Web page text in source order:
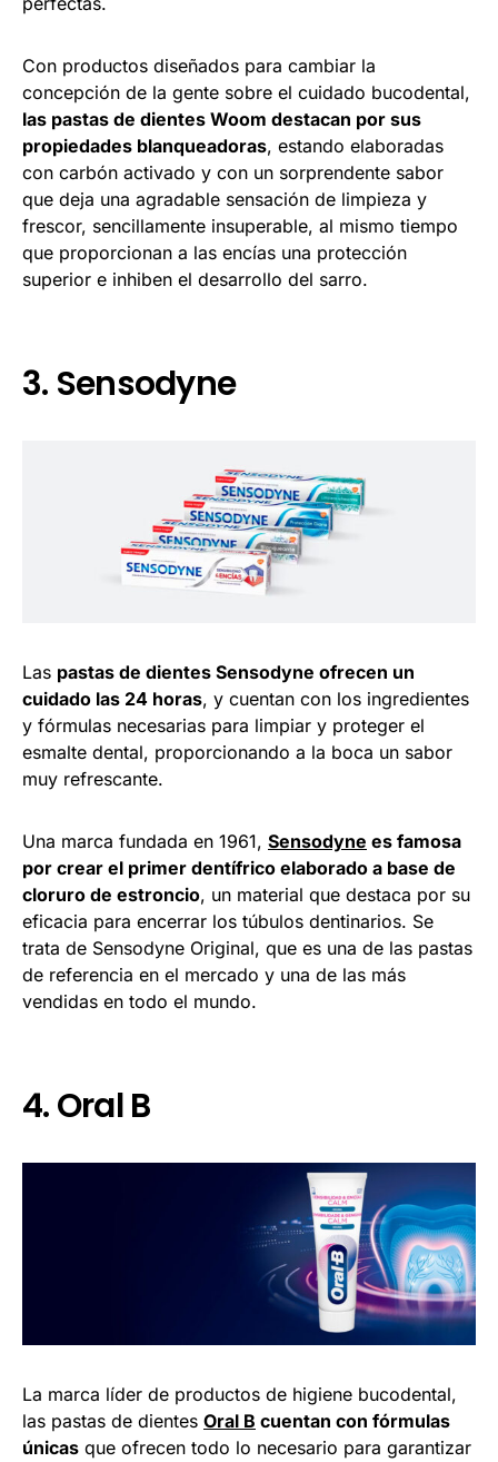
Con productos diseñados para cambiar la
concepción de la gente sobre el cuidado bucodental,
las pastas de dientes Woom destacan por sus
propiedades blanqueadoras, estando elaboradas
con carbón activado y con un sorprendente sabor
que deja una agradable sensación de limpieza y
frescor, sencillamente insuperable, al mismo tiempo
que proporcionan a las encías una protección
superior e inhiben el desarrollo del sarro.
3. Sensodyne
Las pastas de dientes Sensodyne ofrecen un
cuidado las 24 horas, y cuentan con los ingredientes
y fórmulas necesarias para limpiar y proteger el
esmalte dental, proporcionando a la boca un sabor
muy refrescante.
Una marca fundada en 1961, Sensodyne es famosa
por crear el primer dentífrico elaborado a base de
cloruro de estroncio, un material que destaca por su
eficacia para encerrar los túbulos dentinarios. Se
trata de Sensodyne Original, que es una de las pastas
de referencia en el mercado y una de las más
vendidas en todo el mundo.
4. Oral B
La marca líder de productos de higiene bucodental,
las pastas de dientes Oral B cuentan con fórmulas
únicas que ofrecen todo lo necesario para garantizar